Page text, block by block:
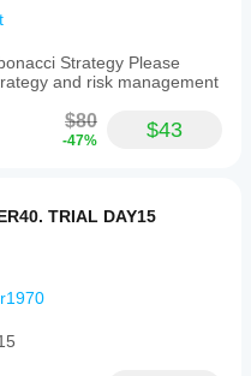
Strategy Please
and risk management
$80
-47% $43
GER40. TRIAL DAY15